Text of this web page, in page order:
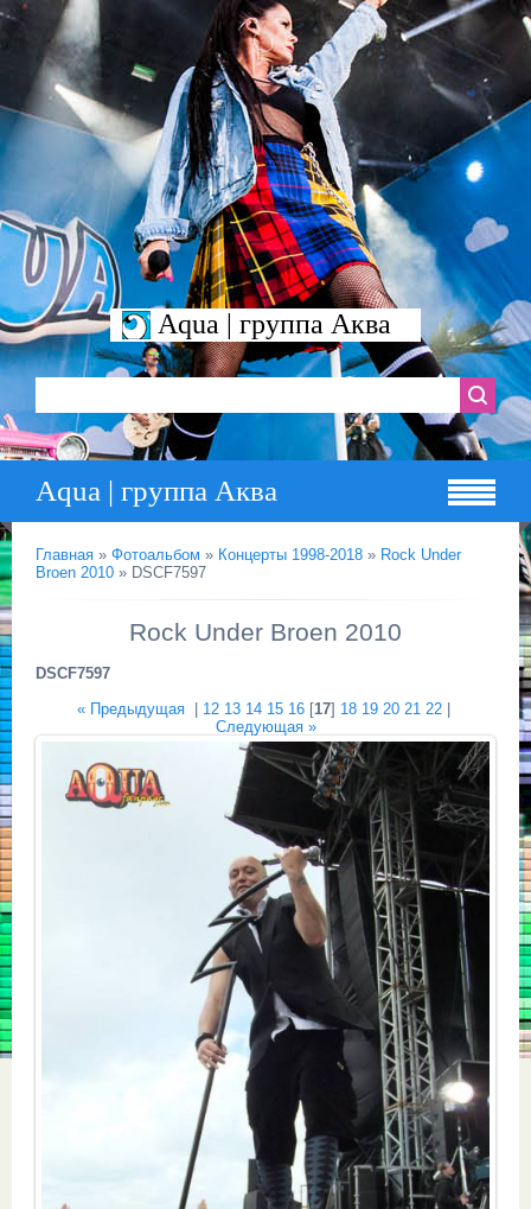
Aqua | группа Аква
Aqua | группа Аква
Главная » Фотоальбом » Концерты 1998-2018 » Rock Under
Broen 2010 » DSCF7597
Rock Under Broen 2010
DSCF7597
« Предыдущая| 12 13 14 15 16[17] 18 19 20 21 22|
Следующая »